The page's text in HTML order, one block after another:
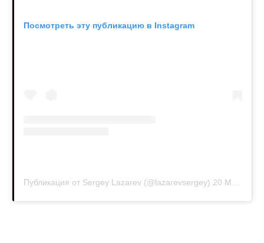
Посмотреть эту публикацию в Instagram
Публикация от Sergey Lazarev (@lazarevsergey) 20 Мар 2020 в 4:19 PDT